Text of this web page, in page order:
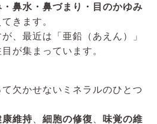
・鼻水・鼻づまり・目のかゆみ
きます。
、最近は「亜鉛（あえん）」
が集まっています。
欠かせないミネラルのひとつ
維持、 細胞の修復 、 味覚の維